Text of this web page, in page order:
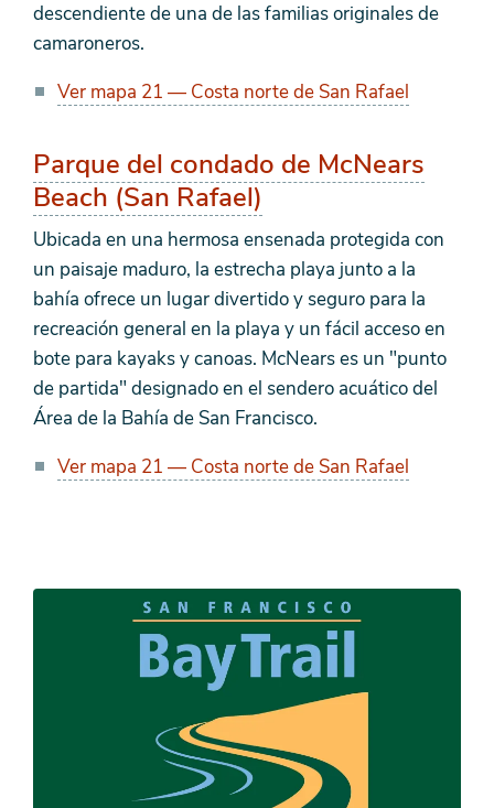
descendiente de una de las familias originales de
camaroneros.
Ver mapa 21 — Costa norte de San Rafael
Parque del condado de McNears
Beach (San Rafael)
Ubicada en una hermosa ensenada protegida con
un paisaje maduro, la estrecha playa junto a la
bahía ofrece un lugar divertido y seguro para la
recreación general en la playa y un fácil acceso en
bote para kayaks y canoas. McNears es un "punto
de partida" designado en el sendero acuático del
Área de la Bahía de San Francisco.
Ver mapa 21 — Costa norte de San Rafael